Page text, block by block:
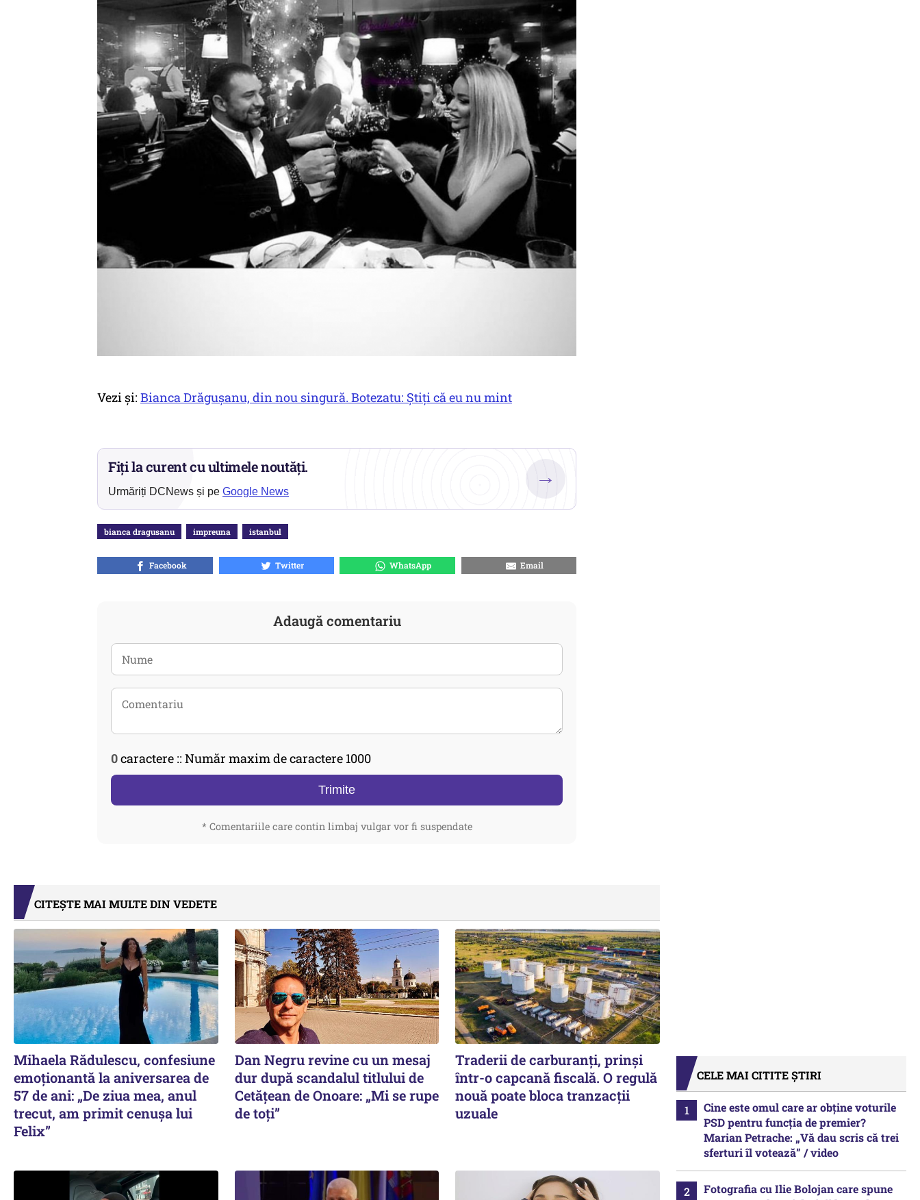
Vezi și: Bianca Drăgușanu, din nou singură. Botezatu: Știți că eu nu mint
Fiți la curent cu ultimele noutăți.
Urmăriți DCNews și pe Google News
→
bianca dragusanu impreuna istanbul
Facebook Twitter WhatsApp Email
Adaugă comentariu
0caractere :: Număr maxim de caractere 1000
Trimite
* Comentariile care contin limbaj vulgar vor fi suspendate
CITEȘTE MAI MULTE DIN VEDETE
Mihaela Rădulescu, confesiune
emoționantă la aniversarea de
57 de ani: „De ziua mea, anul
trecut, am primit cenușa lui
Felix”
Dan Negru revine cu un mesaj
dur după scandalul titlului de
Cetățean de Onoare: „Mi se rupe
de toți”
Traderii de carburanți, prinși
într-o capcană fiscală. O regulă
nouă poate bloca tranzacții
uzuale
CELE MAI CITITE ȘTIRI
Cine este omul care ar obține voturile
PSD pentru funcția de premier?
Marian Petrache: „Vă dau scris că trei
sferturi îl votează” / video
Fotografia cu Ilie Bolojan care spune